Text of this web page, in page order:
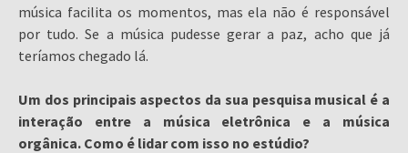
música facilita os momentos, mas ela não é responsável
por tudo. Se a música pudesse gerar a paz, acho que já
teríamos chegado lá.
Um dos principais aspectos da sua pesquisa musical é a
interação entre a música eletrônica e a música
orgânica. Como é lidar com isso no estúdio?